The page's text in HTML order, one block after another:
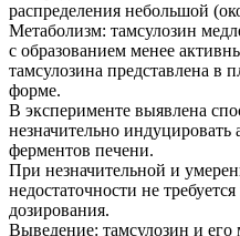
распределения небольшой
Метаболизм: тамсулозин
с образованием менее
тамсулозина представлена в
форме.
В эксперименте выявлена
незначительно
ферментов печени.
При незначительной и
недостаточности не
дозирования.
Выведение: тамсулозин и